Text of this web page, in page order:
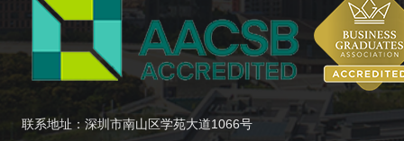
联系地址：深圳市南山区学苑大道1066号